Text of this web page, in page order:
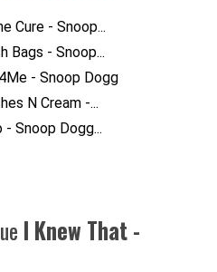
Cure - Snoop...
Bags - Snoop...
- Snoop Dogg
N Cream -...
- Snoop Dogg...
I Knew That -